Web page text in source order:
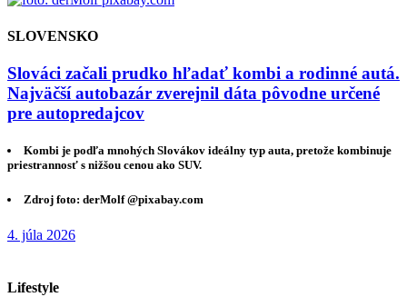
SLOVENSKO
Slováci začali prudko hľadať kombi a rodinné autá.
Najväčší autobazár zverejnil dáta pôvodne určené
pre autopredajcov
Kombi je podľa mnohých Slovákov ideálny typ auta, pretože kombinuje
priestrannosť s nižšou cenou ako SUV.
Zdroj foto: derMolf @pixabay.com
4. júla 2026
Lifestyle